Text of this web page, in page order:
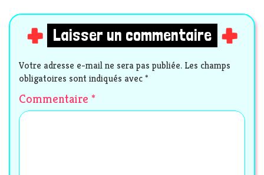
Laisser un commentaire
Votre adresse e-mail ne sera pas publiée. Les champs
obligatoires sont indiqués avec*
Commentaire *